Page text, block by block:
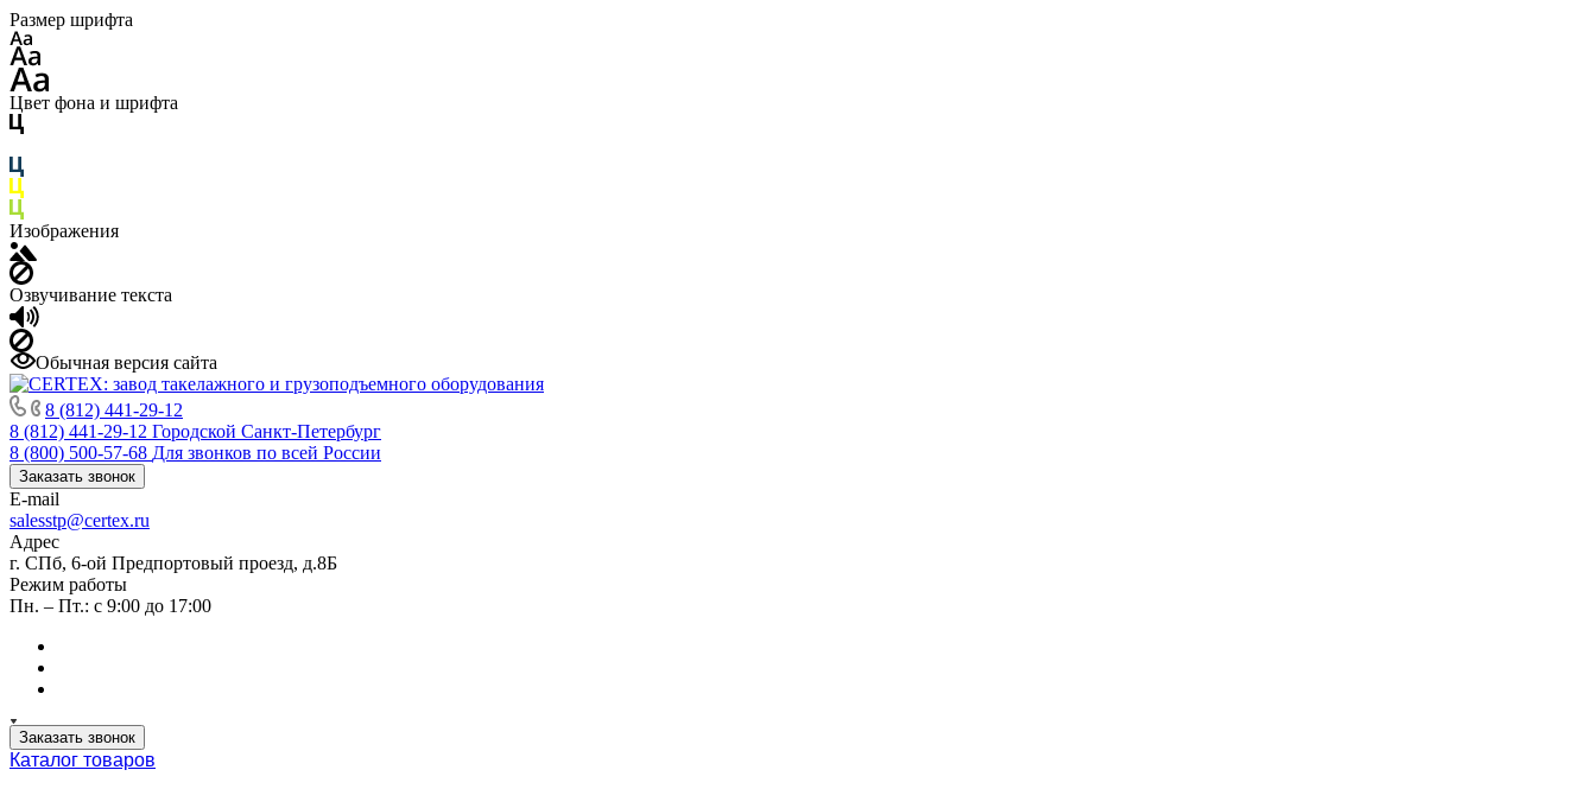
Размер шрифта
Цвет фона и шрифта
Изображения
Озвучивание текста
Обычная версия сайта
8 (812) 441-29-12
8 (812) 441-29-12 Городской Санкт-Петербург
8 (800) 500-57-68 Для звонков по всей России
Заказать звонок
E-mail
salesstp@certex.ru
Адрес
г. СПб, 6-ой Предпортовый проезд, д.8Б
Режим работы
Пн. – Пт.: с 9:00 до 17:00
Заказать звонок
Каталог товаров